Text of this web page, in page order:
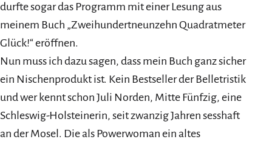
durfte sogar das Programm mit einer Lesung aus
meinem Buch „Zweihundertneunzehn Quadratmeter
Glück!“ eröffnen.
Nun muss ich dazu sagen, dass mein Buch ganz sicher
ein Nischenprodukt ist. Kein Bestseller der Belletristik
und wer kennt schon Juli Norden, Mitte Fünfzig, eine
Schleswig-Holsteinerin, seit zwanzig Jahren sesshaft
an der Mosel. Die als Powerwoman ein altes